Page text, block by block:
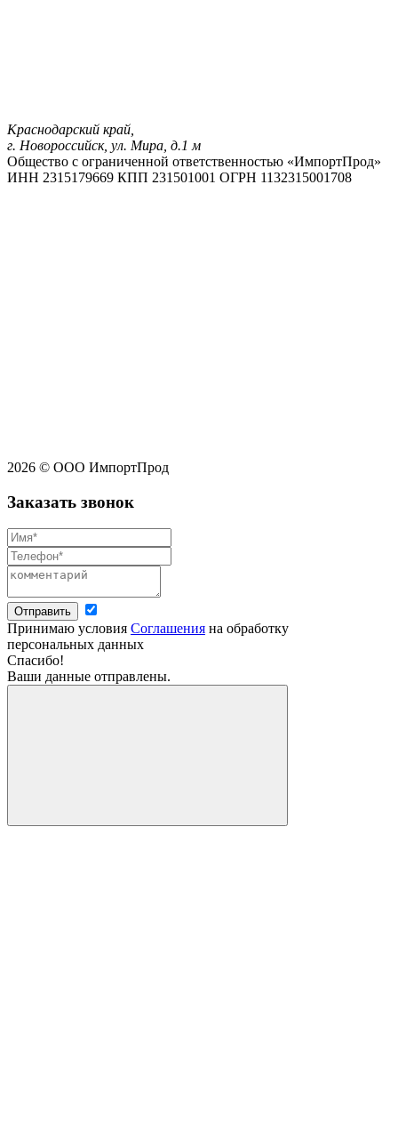
Краснодарский край,
г. Новороссийск, ул. Мира, д.1 м
Общество с ограниченной ответственностью «ИмпортПрод»
ИНН 2315179669 КПП 231501001 ОГРН 1132315001708
2026 © ООО ИмпортПрод
Заказать звонок
Отправить
Принимаю условия Соглашения на обработку
персональных данных
Спасибо!
Ваши данные отправлены.